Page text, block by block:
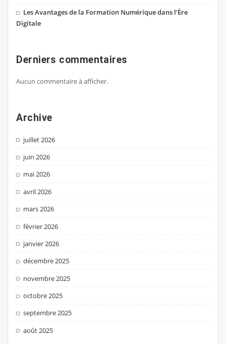
Les Avantages de la Formation Numérique dans l’Ère
Digitale
Derniers commentaires
Aucun commentaire à afficher.
Archive
juillet 2026
juin 2026
mai 2026
avril 2026
mars 2026
février 2026
janvier 2026
décembre 2025
novembre 2025
octobre 2025
septembre 2025
août 2025